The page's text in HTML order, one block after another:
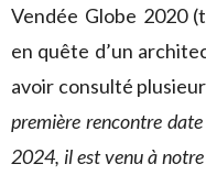
Vendée Globe 2020
en quête d’un
avoir consulté
première rencontre
2024, il est venu à